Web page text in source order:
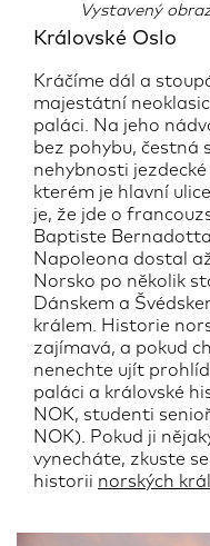
Vystavený
Královské Oslo
Kráčíme dál a
majestátní
paláci. Na jeho
bez pohybu, čestná
nehybnosti
kterém je hlavní
je, že jde o
Baptiste
Napoleona dostal
Norsko po několik
Dánskem a
králem. Historie
zajímavá, a pokud
nenechte ujít
paláci a královské
NOK, studenti
NOK). Pokud ji
vynecháte, zkuste
historii norských